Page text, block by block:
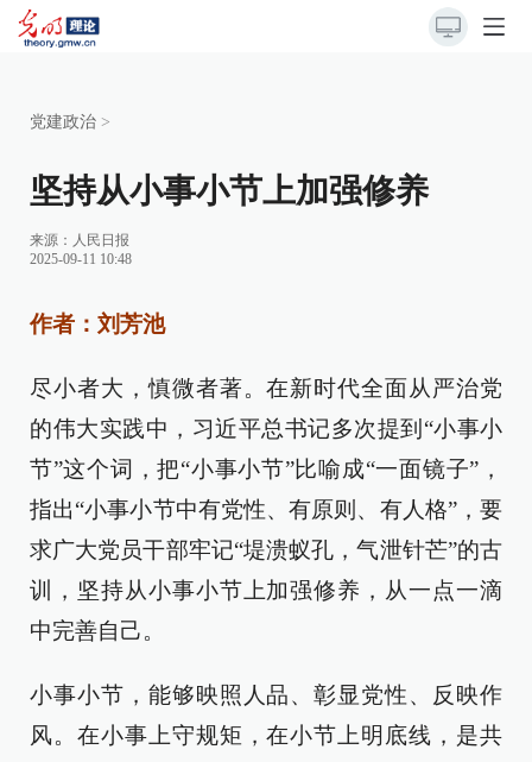
党建政治 >
坚持从小事小节上加强修养
来源： 人民日报
2025-09-11 10:48
作者：刘芳池
尽小者大，慎微者著。在新时代全面从严治党
的伟大实践中，习近平总书记多次提到“小事小
节”这个词，把“小事小节”比喻成“一面镜子”，
指出“小事小节中有党性、有原则、有人格”，要
求广大党员干部牢记“堤溃蚁孔，气泄针芒”的古
训，坚持从小事小节上加强修养，从一点一滴
中完善自己。
小事小节，能够映照人品、彰显党性、反映作
风。在小事上守规矩，在小节上明底线，是共